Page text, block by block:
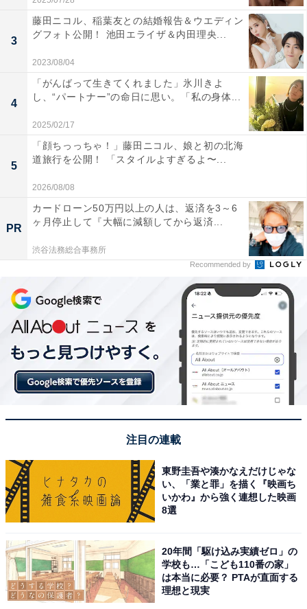
3
藤田ニコル、稲葉友との結婚報告＆ウエディン
グフォト公開！ 池田エライザ＆内田理央...
2023/08/04
4
「がんばって生きてくれました」氷川きよ
し、“パートナー”の命日に思い。「私の身体...
2025/02/17
5
「顔ちっっちゃ！」藤田ニコル、娘と初の北海
道旅行を公開！ 「スタイルよすぎるよ〜...
2026/08/08
PR
カードローン50万円以上の人は、返済を3～6
ヶ月停止して『大幅に減額してから返済...
渋谷法務総合事務所
Recommended by
注目の連載
東野圭吾や湊かなえだけじゃな
い、「業と罪」を描く『映画ち
いかわ』から強く連想した映画
8選
20年間「駆け込み実績ゼロ」の
学校も…「こども110番の家」
は本当に必要？ PTAが直面する
理想と現実